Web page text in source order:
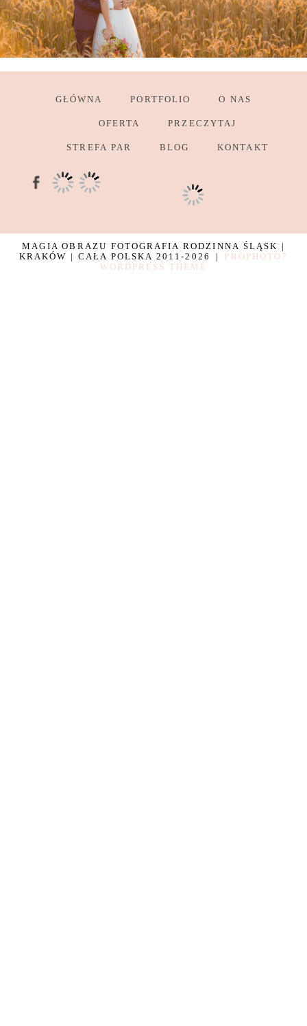
GŁÓWNA PORTFOLIO O NAS
OFERTA PRZECZYTAJ
STREFA PAR BLOG KONTAKT
MAGIA OBRAZU FOTOGRAFIA RODZINNA ŚLĄSK |
KRAKÓW | CAŁA POLSKA 2011-2026
|
PROPHOTO7
WORDPRESS THEME